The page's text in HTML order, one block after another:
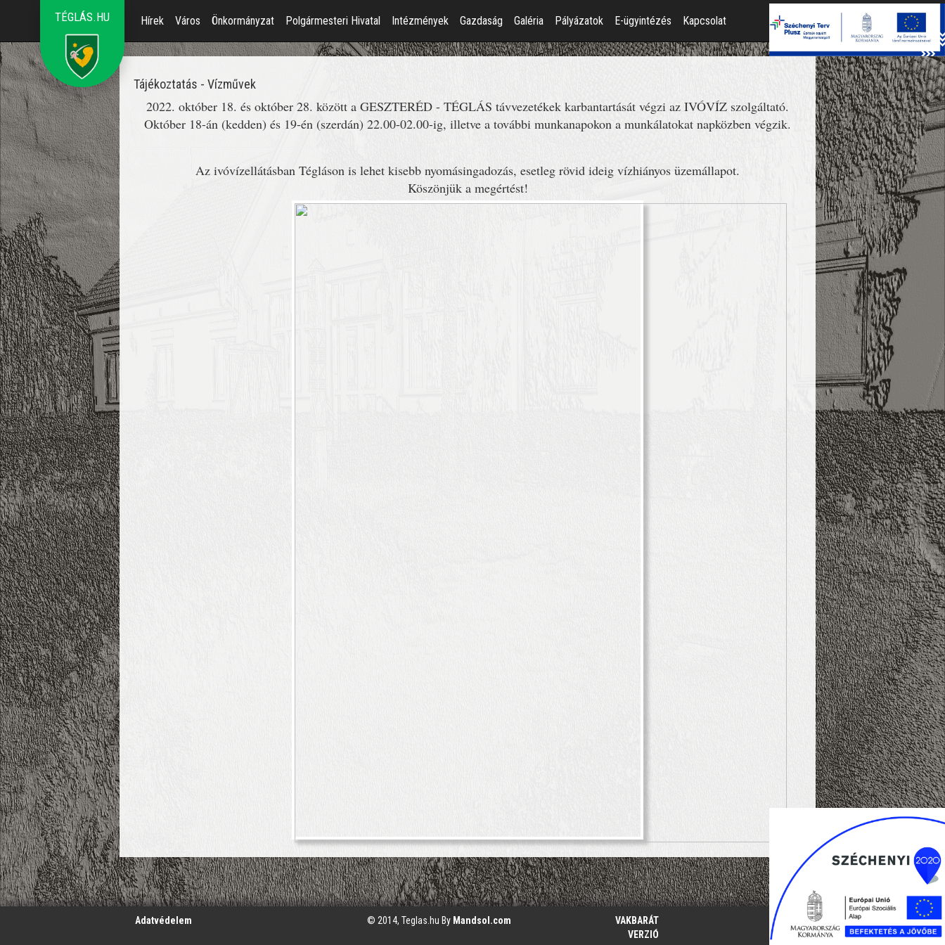
TÉGLÁS.HU Hírek Város Önkormányzat Polgármesteri Hivatal Intézmények Gazdaság Galéria Pályázatok E-ügyintézés Kapcsolat
Tájékoztatás - Vízművek
2022. október 18. és október 28. között a GESZTERÉD - TÉGLÁS távvezetékek karbantartását végzi az IVÓVÍZ szolgáltató.
Október 18-án (kedden) és 19-én (szerdán) 22.00-02.00-ig, illetve a további munkanapokon a munkálatokat napközben végzik.
Az ivóvízellátásban Tégláson is lehet kisebb nyomásingadozás, esetleg rövid ideig vízhiányos üzemállapot.
Köszönjük a megértést!
';
Adatvédelem © 2014, Teglas.hu By Mandsol.com
VAKBARÁT
VERZIÓ